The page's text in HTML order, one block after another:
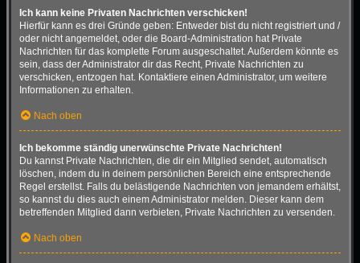
Ich kann keine Privaten Nachrichten verschicken!
Hierfür kann es drei Gründe geben: Entweder bist du nicht registriert und /
oder nicht angemeldet, oder die Board-Administration hat Private
Nachrichten für das komplette Forum ausgeschaltet. Außerdem könnte es
sein, dass der Administrator dir das Recht, Private Nachrichten zu
verschicken, entzogen hat. Kontaktiere einen Administrator, um weitere
Informationen zu erhalten.
Nach oben
Ich bekomme ständig unerwünschte Private Nachrichten!
Du kannst Private Nachrichten, die dir ein Mitglied sendet, automatisch
löschen, indem du in deinem persönlichen Bereich eine entsprechende
Regel erstellst. Falls du belästigende Nachrichten von jemandem erhältst,
so kannst du dies auch einem Administrator melden. Dieser kann dem
betreffenden Mitglied dann verbieten, Private Nachrichten zu versenden.
Nach oben